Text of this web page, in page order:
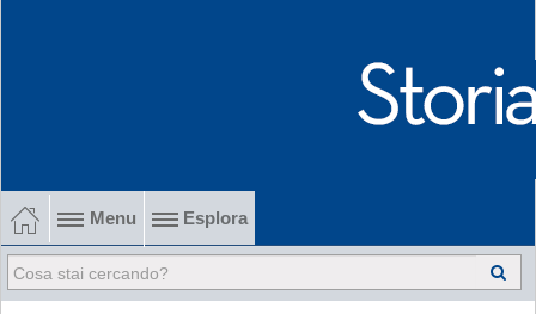
Menu Esplora
1902-1915 Gli esordi